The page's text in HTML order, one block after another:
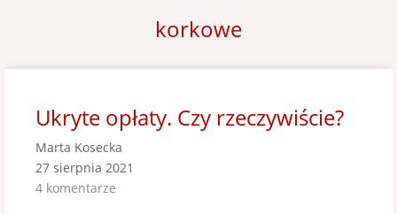
korkowe
Ukryte opłaty. Czy rzeczywiście?
Marta Kosecka
27 sierpnia 2021
4 komentarze